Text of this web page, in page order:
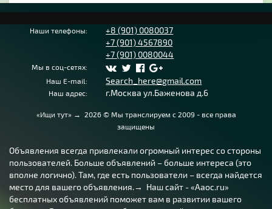
Наши телефоны:
+8 (901) 0080037
+7 (901) 4567890
+7 (901) 0080044
Мы в соц-сетях:
Наш E-mail:
Search_here@gmail.com
Наш адрес: г.Москва ул.Баженова д.6
«Ищи тут» → 2026© Мы транслируем с 2009 - все права
защищены
Объявления всегда привлекали огромный интерес со стороны
пользователей. Больше объявлений – больше интереса (это
вполне логично). Там, где есть пользователи – всегда найдется
место для вашего объявления.→ Наш сайт - «Aaoc.ru»
бесплатных объявлений поможет вам в развитии вашего